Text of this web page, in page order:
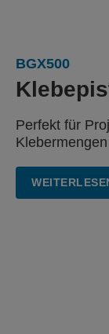
BGX500
Perfekt für